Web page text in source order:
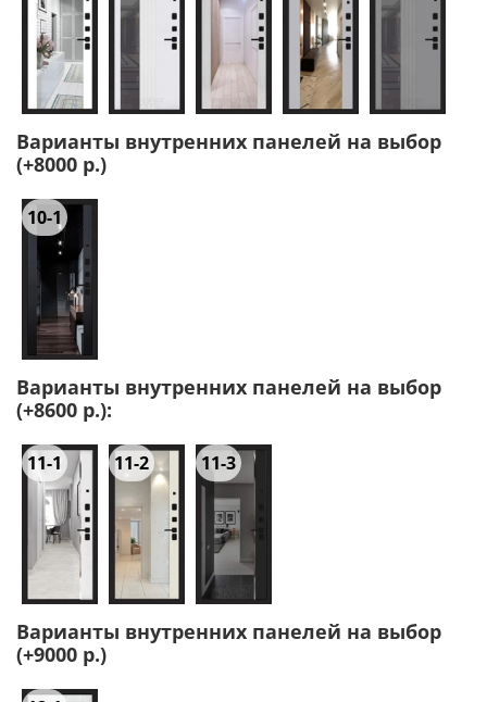
Варианты внутренних панелей на выбор
(+8000 р.)
10-1
Варианты внутренних панелей на выбор
(+8600 р.):
11-1 11-2 11-3
Варианты внутренних панелей на выбор
(+9000 р.)